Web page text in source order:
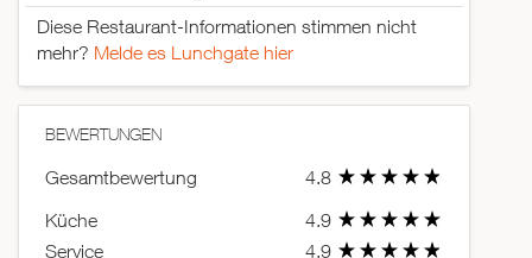
Diese Restaurant-Informationen stimmen nicht
mehr? Melde es Lunchgate hier
BEWERTUNGEN
Gesamtbewertung
4.8
Küche
4.9
Service
4.9